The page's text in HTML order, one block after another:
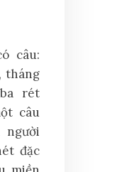
câu:
tháng
rét
câu
người
đặc